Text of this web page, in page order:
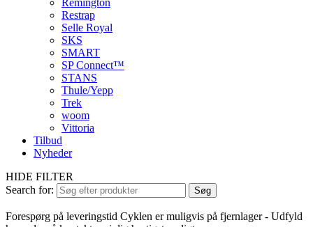
Restrap
Selle Royal
SKS
SMART
SP Connect™
STANS
Thule/Yepp
Trek
woom
Vittoria
Tilbud
Nyheder
HIDE FILTER
Search for:
Søg
Forespørg på leveringstid Cyklen er muligvis på fjernlager - Udfyld